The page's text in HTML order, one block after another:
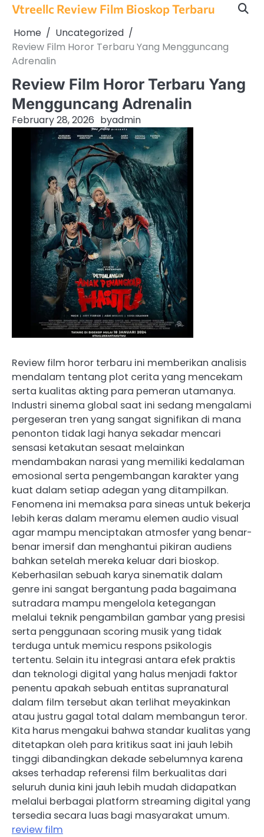
Skip
content
Vtreellc Review Film Bioskop Terbaru
Home
Uncategorized
Review Film Horor Terbaru Yang Mengguncang
Adrenalin
Review Film Horor Terbaru Yang
Mengguncang Adrenalin
February 28, 2026 byadmin
Review film horor terbaru ini memberikan analisis
mendalam tentang plot cerita yang mencekam
serta kualitas akting para pemeran utamanya.
Industri sinema global saat ini sedang mengalami
pergeseran tren yang sangat signifikan di mana
penonton tidak lagi hanya sekadar mencari
sensasi ketakutan sesaat melainkan
mendambakan narasi yang memiliki kedalaman
emosional serta pengembangan karakter yang
kuat dalam setiap adegan yang ditampilkan.
Fenomena ini memaksa para sineas untuk bekerja
lebih keras dalam meramu elemen audio visual
agar mampu menciptakan atmosfer yang benar-
benar imersif dan menghantui pikiran audiens
bahkan setelah mereka keluar dari bioskop.
Keberhasilan sebuah karya sinematik dalam
genre ini sangat bergantung pada bagaimana
sutradara mampu mengelola ketegangan
melalui teknik pengambilan gambar yang presisi
serta penggunaan scoring musik yang tidak
terduga untuk memicu respons psikologis
tertentu. Selain itu integrasi antara efek praktis
dan teknologi digital yang halus menjadi faktor
penentu apakah sebuah entitas supranatural
dalam film tersebut akan terlihat meyakinkan
atau justru gagal total dalam membangun teror.
Kita harus mengakui bahwa standar kualitas yang
ditetapkan oleh para kritikus saat ini jauh lebih
tinggi dibandingkan dekade sebelumnya karena
akses terhadap referensi film berkualitas dari
seluruh dunia kini jauh lebih mudah didapatkan
melalui berbagai platform streaming digital yang
tersedia secara luas bagi masyarakat umum.
review film